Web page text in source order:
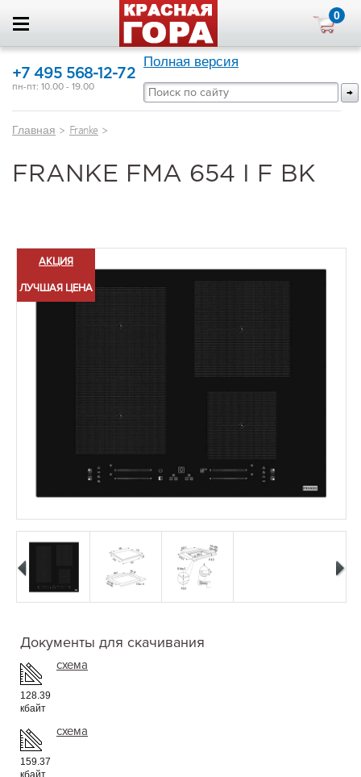
0
+7 495 568-12-72
пн-пт: 10.00 - 19.00
Полная версия
Главная > Franke >
FRANKE FMA 654 I F BK
АКЦИЯ
ЛУЧШАЯ ЦЕНА
Документы для скачивания
128.39
кбайт
схема
159.37
кбайт
схема